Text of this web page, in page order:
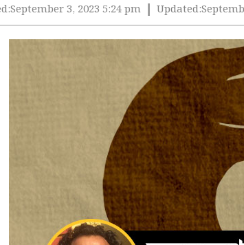
September 3, 2023 5:24 pm Updated: